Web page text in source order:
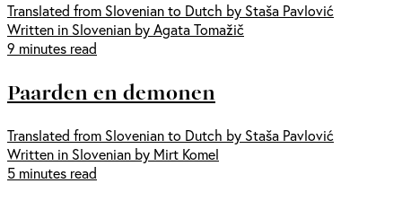
Translated from Slovenian to Dutch by Staša Pavlović
Written in Slovenian by Agata Tomažič
9 minutes read
Paarden en demonen
Translated from Slovenian to Dutch by Staša Pavlović
Written in Slovenian by Mirt Komel
5 minutes read